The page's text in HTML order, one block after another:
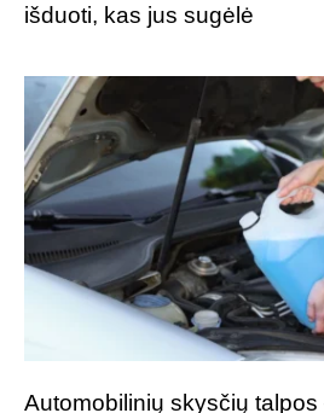
išduoti, kas jus sugėlė
Automobilinių skysčių